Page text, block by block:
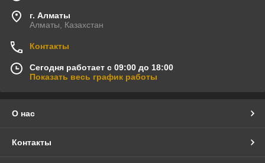
г. Алматы
Алматы, Казахстан
Контакты
Сегодня работает с 09:00 до 18:00
Показать весь график работы
О нас
Контакты